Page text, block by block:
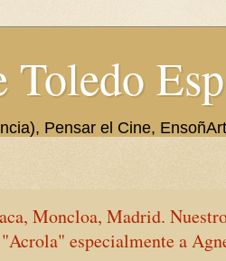
Pensar el Cine,
Moncloa, Madrid.
especialmente a